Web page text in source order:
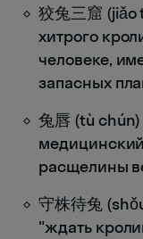
狡兔三窟
хитрого
человеке,
запасных
兔唇 (tù
расщелины
守株待兔
"ждать